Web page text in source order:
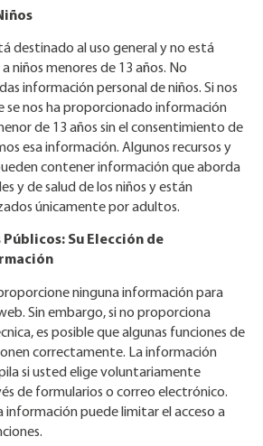
destinado al uso general y no está
niños menores de 13 años. No
información personal de niños. Si nos
se nos ha proporcionado información
de 13 años sin el consentimiento de
esa información. Algunos recursos y
contener información que aborda
y de salud de los niños y están
únicamente por adultos.
Su Elección de
ninguna información para
Sin embargo, si no proporciona
es posible que algunas funciones de
correctamente. La información
si usted elige voluntariamente
de formularios o correo electrónico.
información puede limitar el acceso a